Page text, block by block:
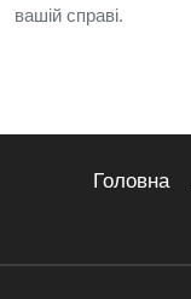
вашій справі.
Головна